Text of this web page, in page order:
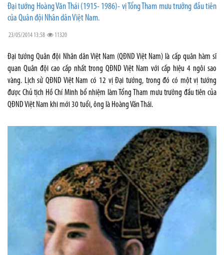
Đại tướng Hoàng Văn Thái (1915- 1986)- vị Tổng Tham mưu trưởng đầu tiên
của Quân đội Nhân dân Việt Nam.
23/05/2014 13:58 11320
Đại tướng Quân đội Nhân dân Việt Nam (QĐND Việt Nam) là cấp quân hàm sĩ
quan Quân đội cao cấp nhất trong QĐND Việt Nam với cấp hiệu 4 ngôi sao
vàng. Lịch sử QĐND Việt Nam có 12 vị Đại tướng, trong đó có một vị tướng
được Chủ tịch Hồ Chí Minh bổ nhiệm làm Tổng Tham mưu trưởng đầu tiên của
QĐND Việt Nam khi mới 30 tuổi, ông là Hoàng Văn Thái.